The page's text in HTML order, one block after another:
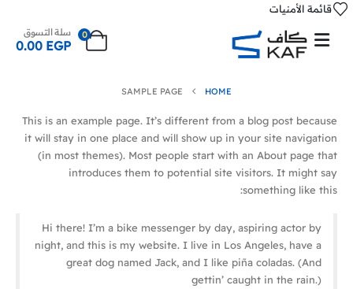
قائمة الأمنيات
0 سلة التسوق
0.00 EGP
HOME
SAMPLE PAGE
This is an example page. It’s different from a blog post because
it will stay in one place and will show up in your site navigation
(in most themes). Most people start with an About page that
introduces them to potential site visitors. It might say
something like this:
Hi there! I’m a bike messenger by day, aspiring actor by
night, and this is my website. I live in Los Angeles, have a
great dog named Jack, and I like piña coladas. (And
gettin’ caught in the rain.)